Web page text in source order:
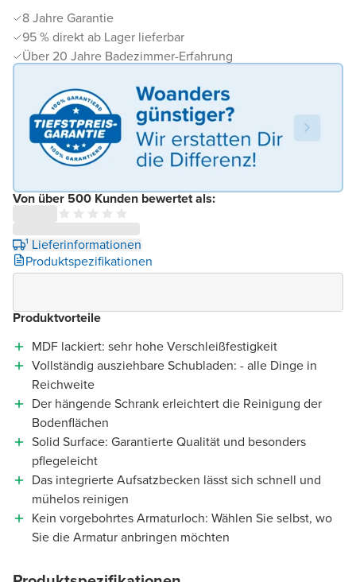
8 Jahre Garantie
95 % direkt ab Lager lieferbar
Über 20 Jahre Badezimmer-Erfahrung
Von über 500 Kunden bewertet als:
¹ Lieferinformationen
Produktspezifikationen
Produktvorteile
MDF lackiert: sehr hohe Verschleißfestigkeit
Vollständig ausziehbare Schubladen: - alle Dinge in
Reichweite
Der hängende Schrank erleichtert die Reinigung der
Bodenflächen
Solid Surface: Garantierte Qualität und besonders
pflegeleicht
Das integrierte Aufsatzbecken lässt sich schnell und
mühelos reinigen
Kein vorgebohrtes Armaturloch: Wählen Sie selbst, wo
Sie die Armatur anbringen möchten